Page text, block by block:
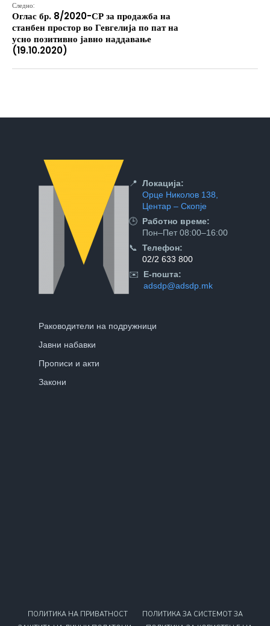
Следно:
Оглас бр. 8/2020-СР за продажба на
станбен простор во Гевгелија по пат на
усно позитивно јавно наддавање
(19.10.2020)
📍 Локација:
Орце Николов 138,
Центар – Скопје
🕒 Работно време:
Пон–Пет 08:00–16:00
📞 Телефон:
02/2 633 800
✉️
Е-пошта:
adsdp@adsdp.mk
Раководители на подружници
Јавни набавки
Прописи и акти
Закони
ПОЛИТИКА НА ПРИВАТНОСТ
ПОЛИТИКА ЗА СИСТЕМОТ ЗА